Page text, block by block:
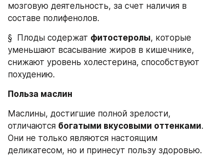
мозговую деятельность, за счет наличия в
составе полифенолов.
§  Плоды содержат фитостеролы, которые
уменьшают всасывание жиров в кишечнике,
снижают уровень холестерина, способствуют
похудению.
Польза маслин
Маслины, достигшие полной зрелости,
отличаются богатыми вкусовыми оттенками.
Они не только являются настоящим
деликатесом, но и принесут пользу здоровью.